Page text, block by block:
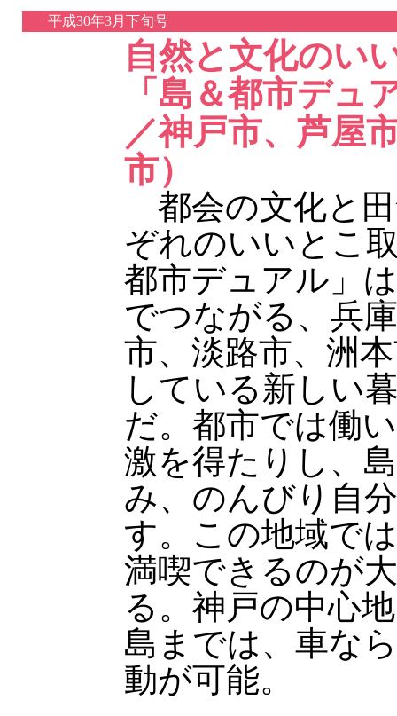
平成30年3月下旬号
自然と文化のい
「島＆都市デュ
／神戸市、芦屋
市）
都会の文化と
ぞれのいいとこ
都市デュアル」
でつながる、兵
市、淡路市、洲
している新しい
だ。都市では働
激を得たりし、
み、のんびり自
す。この地域で
満喫できるのが
る。神戸の中心
島までは、車な
動が可能。